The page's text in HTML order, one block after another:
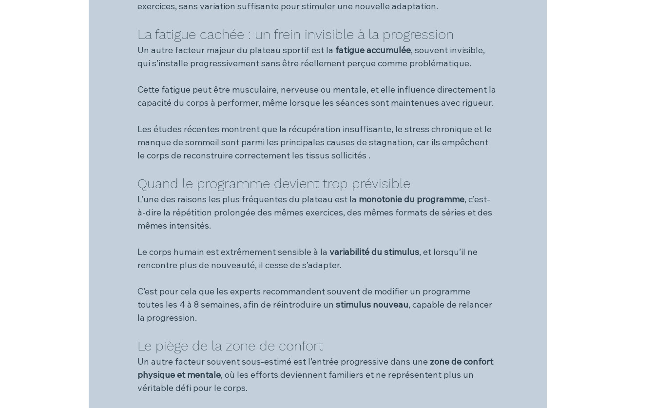
exercices, sans variation suffisante pour stimuler une nouvelle adaptation.
La fatigue cachée : un frein invisible à la progression
Un autre facteur majeur du plateau sportif est la fatigue accumulée, souvent invisible,
qui s’installe progressivement sans être réellement perçue comme problématique.
Cette fatigue peut être musculaire, nerveuse ou mentale, et elle influence directement la
capacité du corps à performer, même lorsque les séances sont maintenues avec rigueur.
Les études récentes montrent que la récupération insuffisante, le stress chronique et le
manque de sommeil sont parmi les principales causes de stagnation, car ils empêchent
le corps de reconstruire correctement les tissus sollicités .
Quand le programme devient trop prévisible
L’une des raisons les plus fréquentes du plateau est la monotonie du programme, c’est-
à-dire la répétition prolongée des mêmes exercices, des mêmes formats de séries et des
mêmes intensités.
Le corps humain est extrêmement sensible à la variabilité du stimulus, et lorsqu’il ne
rencontre plus de nouveauté, il cesse de s’adapter.
C’est pour cela que les experts recommandent souvent de modifier un programme
toutes les 4 à 8 semaines, afin de réintroduire un stimulus nouveau, capable de relancer
la progression.
Le piège de la zone de confort
Un autre facteur souvent sous-estimé est l’entrée progressive dans une zone de confort
physique et mentale, où les efforts deviennent familiers et ne représentent plus un
véritable défi pour le corps.